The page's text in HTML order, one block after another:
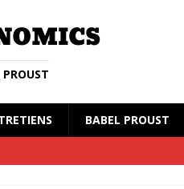
BABEL PROUST